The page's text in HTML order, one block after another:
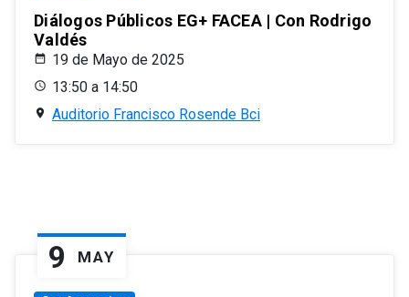
Diálogos Públicos EG+ FACEA | Con Rodrigo
Valdés
19 de Mayo de 2025
13:50 a 14:50
Auditorio Francisco Rosende Bci
9 MAY